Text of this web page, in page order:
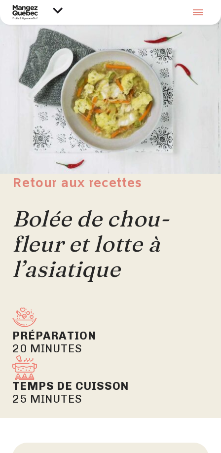
Retour aux recettes
Bolée de chou-
fleur et lotte à
l’asiatique
PRÉPARATION
20 MINUTES
TEMPS DE CUISSON
25 MINUTES